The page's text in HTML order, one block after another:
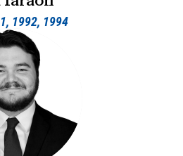
1992, 1994